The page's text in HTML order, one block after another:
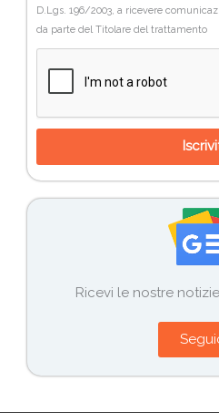
D.Lgs. 196/2003, a ricevere
da parte del Titolare del trattamento
Ricevi le nostre